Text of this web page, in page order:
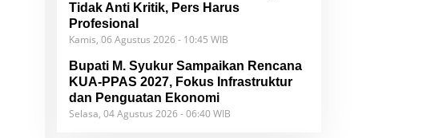
Tidak Anti Kritik, Pers Harus
Profesional
Kamis, 06 Agustus 2026 - 10:45 WIB
Bupati M. Syukur Sampaikan Rencana
KUA-PPAS 2027, Fokus Infrastruktur
dan Penguatan Ekonomi
Selasa, 04 Agustus 2026 - 06:40 WIB